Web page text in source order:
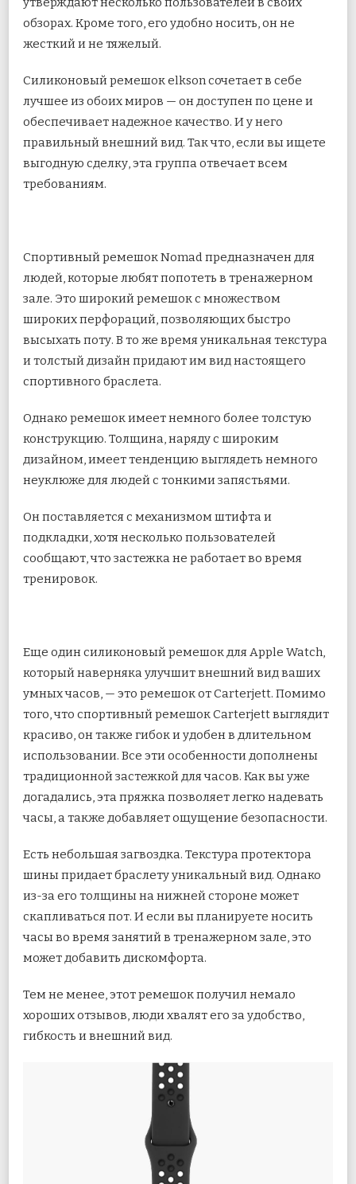
обзорах. Кроме того, его удобно носить, он не
жесткий и не тяжелый.
Силиконовый ремешок elkson сочетает в себе
лучшее из обоих миров — он доступен по цене и
обеспечивает надежное качество. И у него
правильный внешний вид. Так что, если вы ищете
выгодную сделку, эта группа отвечает всем
требованиям.
Спортивный ремешок Nomad предназначен для
людей, которые любят попотеть в тренажерном
зале. Это широкий ремешок с множеством
широких перфораций, позволяющих быстро
высыхать поту. В то же время уникальная текстура
и толстый дизайн придают им вид настоящего
спортивного браслета.
Однако ремешок имеет немного более толстую
конструкцию. Толщина, наряду с широким
дизайном, имеет тенденцию выглядеть немного
неуклюже для людей с тонкими запястьями.
Он поставляется с механизмом штифта и
подкладки, хотя несколько пользователей
сообщают, что застежка не работает во время
тренировок.
Еще один силиконовый ремешок для Apple Watch,
который наверняка улучшит внешний вид ваших
умных часов, — это ремешок от Carterjett. Помимо
того, что спортивный ремешок Carterjett выглядит
красиво, он также гибок и удобен в длительном
использовании. Все эти особенности дополнены
традиционной застежкой для часов. Как вы уже
догадались, эта пряжка позволяет легко надевать
часы, а также добавляет ощущение безопасности.
Есть небольшая загвоздка. Текстура протектора
шины придает браслету уникальный вид. Однако
из-за его толщины на нижней стороне может
скапливаться пот. И если вы планируете носить
часы во время занятий в тренажерном зале, это
может добавить дискомфорта.
Тем не менее, этот ремешок получил немало
хороших отзывов, люди хвалят его за удобство,
гибкость и внешний вид.